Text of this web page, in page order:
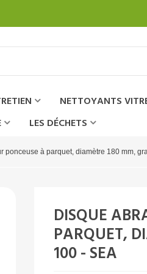
NETTOYANTS
LES DÉCHETS
ponceuse à parquet, diamètre 180 mm,
DISQUE
PARQUET,
100 - SEA